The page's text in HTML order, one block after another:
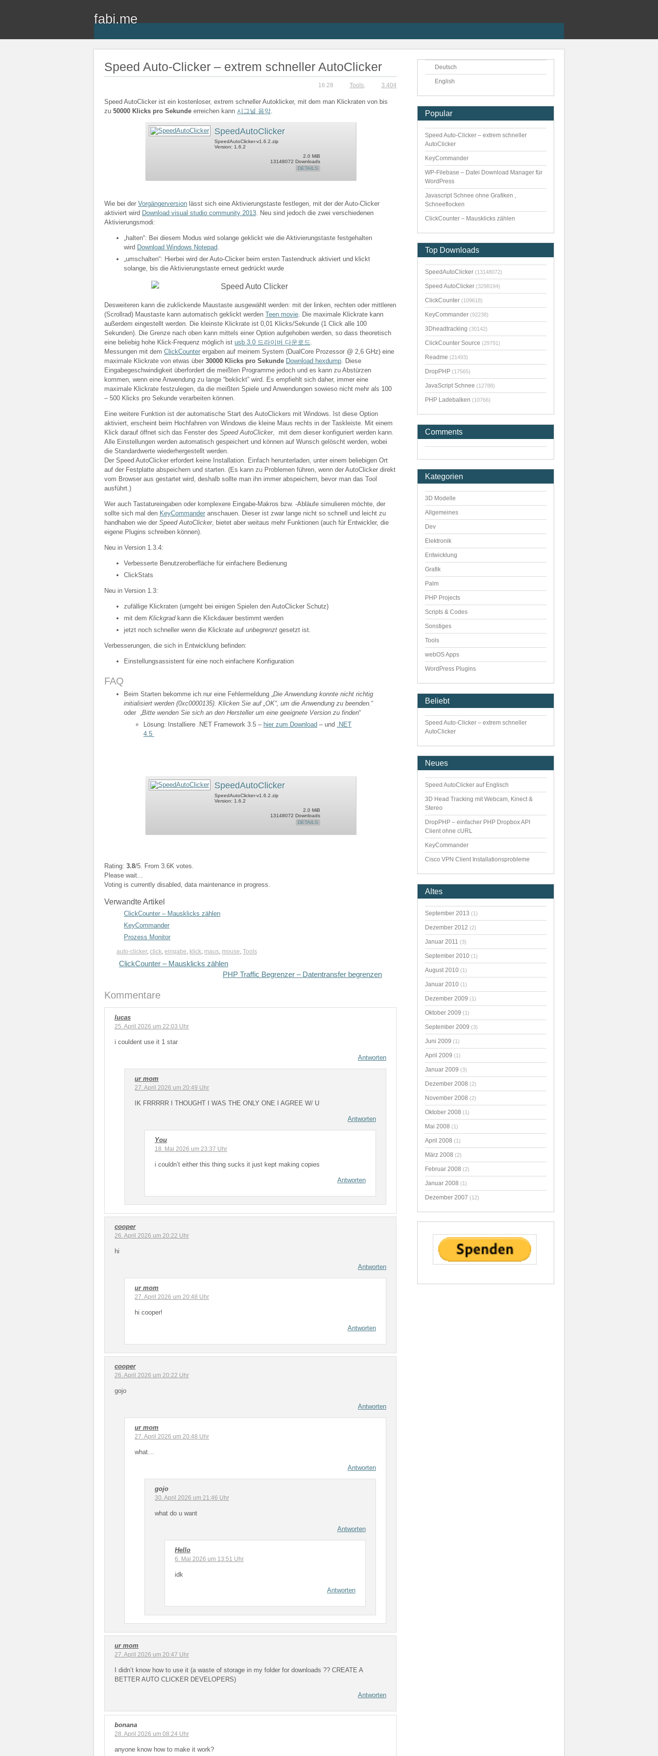
fabi.me
Speed Auto-Clicker – extrem schneller AutoClicker
16:28 Tools, 3.404
Speed AutoClicker ist ein kostenloser, extrem schneller Autoklicker, mit dem man Klickraten von bis
zu 50000 Klicks pro Sekunde erreichen kann 시그널 음악.
SpeedAutoClicker
SpeedAutoClicker-v1.6.2.zip
Version: 1.6.2
2.0 MiB
13148072 Downloads
DETAILS
Wie bei der Vorgängerversion lässt sich eine Aktivierungstaste festlegen, mit der der Auto-Clicker
aktiviert wird Download visual studio community 2013. Neu sind jedoch die zwei verschiedenen
Aktivierungsmodi:
„halten“: Bei diesem Modus wird solange geklickt wie die Aktivierungstaste festgehalten
wird Download Windows Notepad.
„umschalten“: Hierbei wird der Auto-Clicker beim ersten Tastendruck aktiviert und klickt
solange, bis die Aktivierungstaste erneut gedrückt wurde
Desweiteren kann die zuklickende Maustaste ausgewählt werden: mit der linken, rechten oder mittleren
(Scrollrad) Maustaste kann automatisch geklickt werden Teen movie. Die maximale Klickrate kann
außerdem eingestellt werden. Die kleinste Klickrate ist 0,01 Klicks/Sekunde (1 Click alle 100
Sekunden). Die Grenze nach oben kann mittels einer Option aufgehoben werden, so dass theoretisch
eine beliebig hohe Klick-Frequenz möglich ist usb 3.0 드라이버 다운로드.
Messungen mit dem ClickCounter ergaben auf meinem System (DualCore Prozessor @ 2,6 GHz) eine
maximale Klickrate von etwas über 30000 Klicks pro Sekunde Download hexdump. Diese
Eingabegeschwindigkeit überfordert die meißten Programme jedoch und es kann zu Abstürzen
kommen, wenn eine Anwendung zu lange “beklickt” wird. Es empfiehlt sich daher, immer eine
maximale Klickrate festzulegen, da die meißten Spiele und Anwendungen sowieso nicht mehr als 100
– 500 Klicks pro Sekunde verarbeiten können.
Eine weitere Funktion ist der automatische Start des AutoClickers mit Windows. Ist diese Option
aktiviert, erscheint beim Hochfahren von Windows die kleine Maus rechts in der Taskleiste. Mit einem
Klick darauf öffnet sich das Fenster des Speed AutoClicker, mit dem dieser konfiguriert werden kann.
Alle Einstellungen werden automatisch gespeichert und können auf Wunsch gelöscht werden, wobei
die Standardwerte wiederhergestellt werden.
Der Speed AutoClicker erfordert keine Installation. Einfach herunterladen, unter einem beliebigen Ort
auf der Festplatte abspeichern und starten. (Es kann zu Problemen führen, wenn der AutoClicker direkt
vom Browser aus gestartet wird, deshalb sollte man ihn immer abspeichern, bevor man das Tool
ausführt.)
Wer auch Tastatureingaben oder komplexere Eingabe-Makros bzw. -Abläufe simulieren möchte, der
sollte sich mal den KeyCommander anschauen. Dieser ist zwar lange nicht so schnell und leicht zu
handhaben wie der Speed AutoClicker, bietet aber weitaus mehr Funktionen (auch für Entwickler, die
eigene Plugins schreiben können).
Neu in Version 1.3.4:
Verbesserte Benutzeroberfläche für einfachere Bedienung
ClickStats
Neu in Version 1.3:
zufällige Klickraten (umgeht bei einigen Spielen den AutoClicker Schutz)
mit dem Klickgradkann die Klickdauer bestimmt werden
jetzt noch schneller wenn die Klickrate auf unbegrenzt gesetzt ist.
Verbesserungen, die sich in Entwicklung befinden:
Einstellungsassistent für eine noch einfachere Konfiguration
FAQ
Beim Starten bekomme ich nur eine Fehlermeldung „ Die Anwendung konnte nicht richtig
initialisiert werden (0xc0000135). Klicken Sie auf „OK“, um die Anwendung zu beenden. “
oder „ Bitte wenden Sie sich an den Hersteller um eine geeignete Version zu finden“
Lösung: Installiere .NET Framework 3.5 – hier zum Download – und
.NET
4.5
SpeedAutoClicker
SpeedAutoClicker-v1.6.2.zip
Version: 1.6.2
2.0 MiB
13148072 Downloads
DETAILS
Rating: 3.8/5. From 3.6K votes.
Please wait...
Voting is currently disabled, data maintenance in progress.
Verwandte Artikel
ClickCounter – Mausklicks zählen
KeyCommander
Prozess Monitor
auto-clicker, click, eingabe, klick, maus, mouse, Tools
ClickCounter – Mausklicks zählen
PHP Traffic Begrenzer – Datentransfer begrenzen
Kommentare
lucas
25. April 2026 um 22:03 Uhr
i couldent use it 1 star
Antworten
ur mom
27. April 2026 um 20:49 Uhr
IK FRRRRR I THOUGHT I WAS THE ONLY ONE I AGREE W/ U
Antworten
You
18. Mai 2026 um 23:37 Uhr
i couldn’t either this thing sucks it just kept making copies
Antworten
cooper
26. April 2026 um 20:22 Uhr
hi
Antworten
ur mom
27. April 2026 um 20:48 Uhr
hi cooper!
Antworten
cooper
26. April 2026 um 20:22 Uhr
gojo
Antworten
ur mom
27. April 2026 um 20:48 Uhr
what…
Antworten
gojo
30. April 2026 um 21:46 Uhr
what do u want
Antworten
Hello
6. Mai 2026 um 13:51 Uhr
idk
Antworten
ur mom
27. April 2026 um 20:47 Uhr
I didn’t know how to use it (a waste of storage in my folder for downloads ?? CREATE A
BETTER AUTO CLICKER DEVELOPERS)
Antworten
bonana
28. April 2026 um 08:24 Uhr
anyone know how to make it work?
Deutsch
English
Popular
Speed Auto-Clicker – extrem schneller
AutoClicker
KeyCommander
WP-Filebase – Datei Download Manager für
WordPress
Javascript Schnee ohne Grafiken ,
Schneeflocken
ClickCounter – Mausklicks zählen
Top Downloads
SpeedAutoClicker (13148072)
Speed AutoClicker (3298194)
ClickCounter (109618)
KeyCommander (92238)
3Dheadtracking (30142)
ClickCounter Source (29791)
Readme (21493)
DropPHP (17565)
JavaScript Schnee (12788)
PHP Ladebalken (10766)
Comments
Kategorien
3D Modelle
Allgemeines
Dev
Elektronik
Entwicklung
Grafik
Palm
PHP Projects
Scripts & Codes
Sonstiges
Tools
webOS Apps
WordPress Plugins
Beliebt
Speed Auto-Clicker – extrem schneller
AutoClicker
Neues
Speed AutoClicker auf Englisch
3D Head Tracking mit Webcam, Kinect &
Stereo
DropPHP – einfacher PHP Dropbox API
Client ohne cURL
KeyCommander
Cisco VPN Client Installationsprobleme
Altes
September 2013 (1)
Dezember 2012 (2)
Januar 2011 (3)
September 2010 (1)
August 2010 (1)
Januar 2010 (1)
Dezember 2009 (1)
Oktober 2009 (1)
September 2009 (3)
Juni 2009 (1)
April 2009 (1)
Januar 2009 (3)
Dezember 2008 (2)
November 2008 (2)
Oktober 2008 (1)
Mai 2008 (1)
April 2008 (1)
März 2008 (2)
Februar 2008 (2)
Januar 2008 (1)
Dezember 2007 (12)